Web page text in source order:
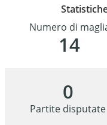
14
Numero di
0
Partite disputate